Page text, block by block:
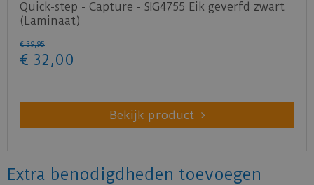
Quick-step - Capture - SIG4755 Eik geverfd zwart
(Laminaat)
€ 39,95
€ 32 ,00
Bekijk product
Extra benodigdheden toevoegen